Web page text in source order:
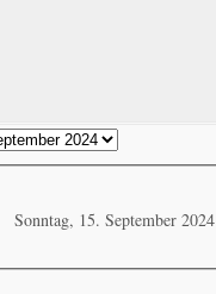
Sonntag, 15. September 2024